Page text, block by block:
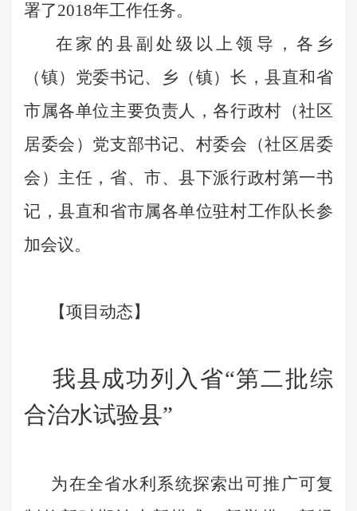
署了2018年工作任务。
在家的县副处级以上领导，各乡
（镇）党委书记、乡（镇）长，县直和省
市属各单位主要负责人，各行政村（社区
居委会）党支部书记、村委会（社区居委
会）主任，省、市、县下派行政村第一书
记，县直和省市属各单位驻村工作队长参
加会议。
【项目动态】
我县成功列入省“第二批综
合治水试验县”
为在全省水利系统探索出可推广可复